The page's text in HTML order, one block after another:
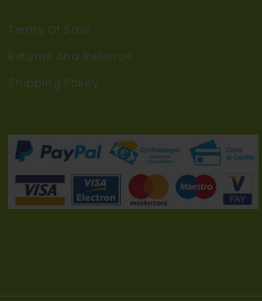
Terms Of Sale
Returns And Refunds
Shipping Policy